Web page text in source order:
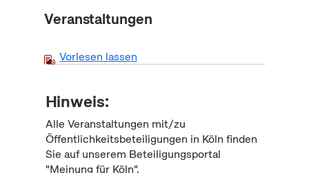
Veranstaltungen
Vorlesen lassen
Hinweis:
Alle Veranstaltungen mit/zu
Öffentlichkeitsbeteiligungen in Köln finden
Sie auf unserem Beteiligungsportal
"Meinung für Köln".